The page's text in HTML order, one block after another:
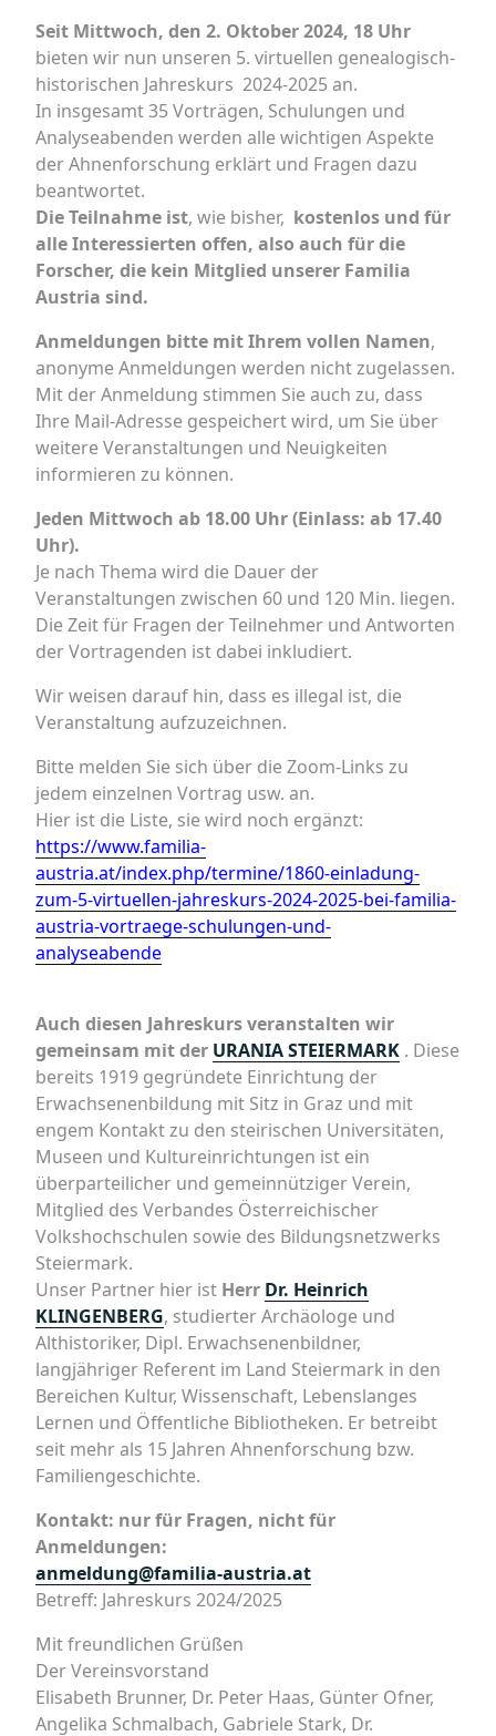
Seit Mittwoch, den 2. Oktober 2024, 18 Uhr
bieten wir nun unseren 5. virtuellen genealogisch-
historischen Jahreskurs 2024-2025 an.
In insgesamt 35 Vorträgen, Schulungen und
Analyseabenden werden alle wichtigen Aspekte
der Ahnenforschung erklärt und Fragen dazu
beantwortet.
Die Teilnahme ist, wie bisher, kostenlos und für
alle Interessierten offen, also auch für die
Forscher, die kein Mitglied unserer Familia
Austria sind.
Anmeldungen bitte mit Ihrem vollen Namen,
anonyme Anmeldungen werden nicht zugelassen.
Mit der Anmeldung stimmen Sie auch zu, dass
Ihre Mail-Adresse gespeichert wird, um Sie über
weitere Veranstaltungen und Neuigkeiten
informieren zu können.
Jeden Mittwoch ab 18.00 Uhr (Einlass: ab 17.40
Uhr).
Je nach Thema wird die Dauer der
Veranstaltungen zwischen 60 und 120 Min. liegen.
Die Zeit für Fragen der Teilnehmer und Antworten
der Vortragenden ist dabei inkludiert.
Wir weisen darauf hin, dass es illegal ist, die
Veranstaltung aufzuzeichnen.
Bitte melden Sie sich über die Zoom-Links zu
jedem einzelnen Vortrag usw. an.
Hier ist die Liste, sie wird noch ergänzt:
https://www.familia-
austria.at/index.php/termine/1860-einladung-
zum-5-virtuellen-jahreskurs-2024-2025-bei-familia-
austria-vortraege-schulungen-und-
analyseabende
Auch diesen Jahreskurs veranstalten wir
gemeinsam mit der URANIA STEIERMARK . Diese
bereits 1919 gegründete Einrichtung der
Erwachsenenbildung mit Sitz in Graz und mit
engem Kontakt zu den steirischen Universitäten,
Museen und Kultureinrichtungen ist ein
überparteilicher und gemeinnütziger Verein,
Mitglied des Verbandes Österreichischer
Volkshochschulen sowie des Bildungsnetzwerks
Steiermark.
Unser Partner hier ist Herr Dr. Heinrich
KLINGENBERG, studierter Archäologe und
Althistoriker, Dipl. Erwachsenenbildner,
langjähriger Referent im Land Steiermark in den
Bereichen Kultur, Wissenschaft, Lebenslanges
Lernen und Öffentliche Bibliotheken. Er betreibt
seit mehr als 15 Jahren Ahnenforschung bzw.
Familiengeschichte.
Kontakt: nur für Fragen, nicht für
Anmeldungen:
anmeldung@familia-austria.at
Betreff: Jahreskurs 2024/2025
Mit freundlichen Grüßen
Der Vereinsvorstand
Elisabeth Brunner, Dr. Peter Haas, Günter Ofner,
Angelika Schmalbach, Gabriele Stark, Dr.